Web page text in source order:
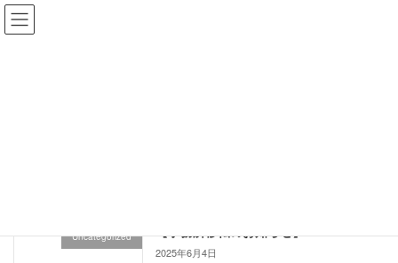
コ
ン
ナ
ビ
Uncategorized 【事務所移転のお知らせ】
2025年6月4日